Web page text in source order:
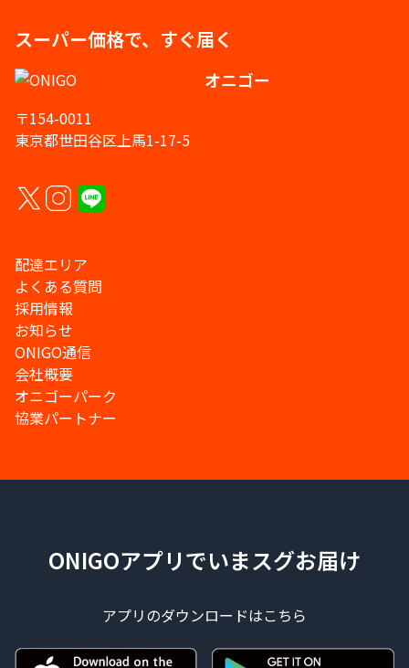
スーパー価格で、すぐ届く
オニゴー
〒154-0011
東京都世田谷区上馬1-17-5
配達エリア
よくある質問
採用情報
お知らせ
ONIGO通信
会社概要
オニゴーパーク
協業パートナー
ONIGOアプリでいまスグお届け
アプリのダウンロードはこちら